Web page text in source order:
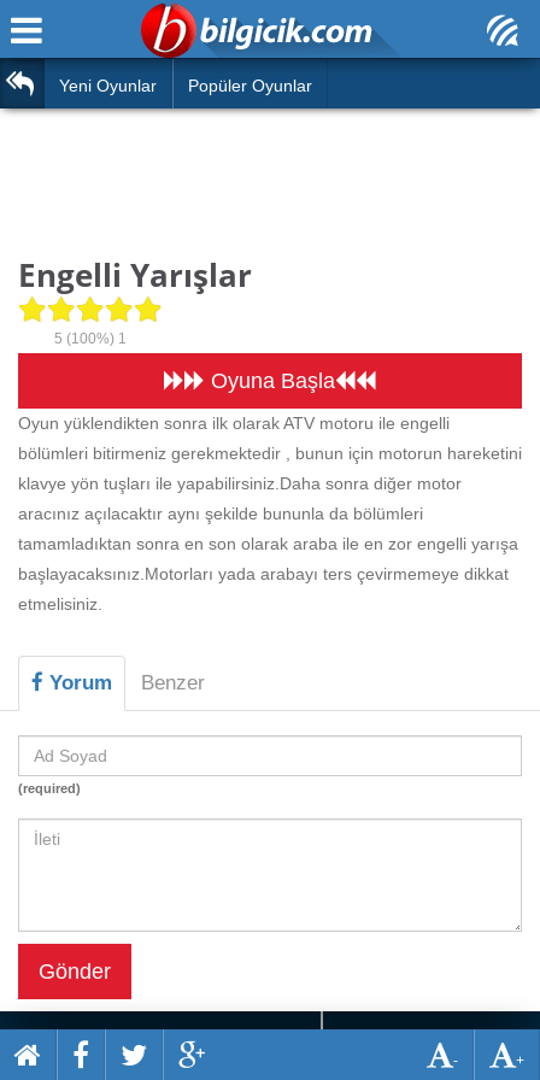
Araba
Futbol
Çocuk
Silah
Basketbol
Beceri
Komik
Mario
Savaş
Spor
Yemek
Ana Sayfa
Hızlı Okuma Testi
Hesaplamalar
Oyun
Eğitim Haberleri
Yeni Oyunlar Popüler Oyunlar
Engelli Yarışlar
5 (100%) 1
Oyuna Başla
Oyun yüklendikten sonra ilk olarak ATV motoru ile engelli
bölümleri bitirmeniz gerekmektedir , bunun için motorun hareketini
klavye yön tuşları ile yapabilirsiniz.Daha sonra diğer motor
aracınız açılacaktır aynı şekilde bununla da bölümleri
tamamladıktan sonra en son olarak araba ile en zor engelli yarışa
başlayacaksınız.Motorları yada arabayı ters çevirmemeye dikkat
etmelisiniz.
Yorum Benzer
(required)
Gönder
+
-